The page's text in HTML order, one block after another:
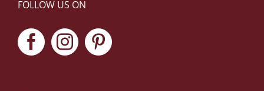
FOLLOW US ON